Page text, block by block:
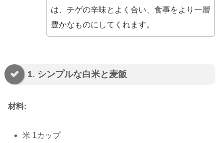
は、チゲの辛味とよく合い、食事をより一層
豊かなものにしてくれます。
1. シンプルな白米と麦飯
材料:
米 1カップ